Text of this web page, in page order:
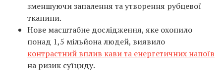
зменшуючи запалення та утворення рубцевої
тканини.
Нове масштабне дослідження, яке охопило
понад 1,5 мільйона людей, виявило
контрастний вплив кави та енергетичних напоїв
на ризик суїциду.